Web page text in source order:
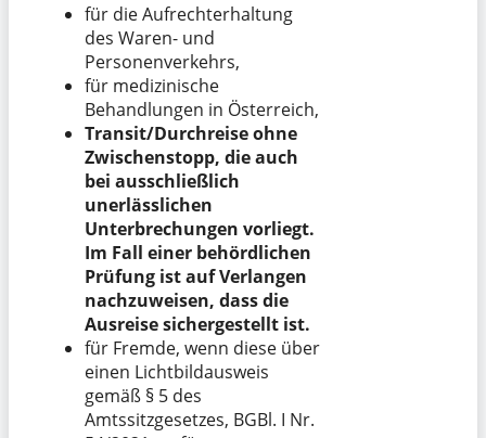
für die Aufrechterhaltung
des Waren- und
Personenverkehrs,
für medizinische
Behandlungen in Österreich,
Transit/Durchreise ohne
Zwischenstopp, die auch
bei ausschließlich
unerlässlichen
Unterbrechungen vorliegt.
Im Fall einer behördlichen
Prüfung ist auf Verlangen
nachzuweisen, dass die
Ausreise sichergestellt ist.
für Fremde, wenn diese über
einen Lichtbildausweis
gemäß § 5 des
Amtssitzgesetzes, BGBl. I Nr.